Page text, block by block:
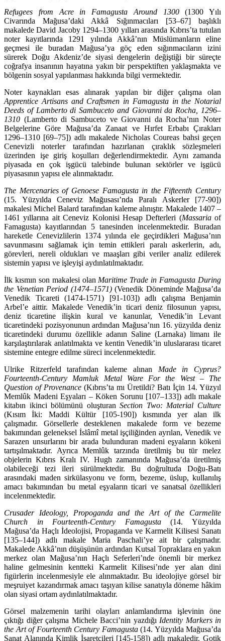
Refugees from Acre in Famagusta Around 1300(1300 Yılı
Civarında Mağusa’daki Akkâ Sığınmacıları [53–67] başlıklı
makalede David Jacoby 1294–1300 yılları arasında Kıbrıs’ta tutulan
noter kayıtlarında 1291 yılında Akkâ’nın Müslümanların eline
geçmesi ile buradan Mağusa’ya göç eden sığınmacıların izini
sürerek Doğu Akdeniz’de siyasi dengelerin değiştiği bir süreçte
coğrafya insanının hayatına yakın bir perspektiften yaklaşmakta ve
bölgenin sosyal yapılanması hakkında bilgi vermektedir.
Noter kaynakları esas alınarak yapılan bir diğer çalışma olan
Apprentice Artisans and Crafts­men in Famagusta in the Notarial
Deeds of Lamberto di Sambuceto and Giovanni da Rocha, 1296–
1310 (Lamberto di Sambuceto ve Giovanni da Rocha’nın Noter
Belgelerine Göre Mağu­sa’da Za­naat ve Hırfet Erbabı Çırakları
1296–1310 [69–75]) adlı makalede Nicholas Coureas bah­si geçen
Cenevizli noterler tarafından hazırlanan çıraklık sözleşmeleri
üzerinden işe giriş ko­şulları değer­lendirmektedir. Aynı zamanda
piyasada en çok işgücü talebinde bulunan sektörler ve işgü­cü
piyasasının yapısı ele alınmaktadır.
The Mercenaries of Genoese Famagusta in the Fifteenth Century
(15. Yüzyılda Ceneviz Mağu­sası’nda Paralı Askerler [77-90])
makalesi Michel Balard tarafından kaleme alınıştır. Maka­lede 1407 –
1461 yıllarına ait Ceneviz Kolonisi Hesap Defterleri (Massaria of
Famagusta) kayıtlarından 5 tanesinden incelenmektedir. Buradan
hareketle Cenevizlilerin 1374 yılında ele geçirdikleri Ma­ğusa’nın
savunmasını sağlamak için temin ettikleri paralı askerlerin, adı,
görevleri, nereli oldukları ve maaşları gibi veriler analiz edilerek
sistemin yapısı ve işleyişi aydınlatılmaktadır.
İlk kısmın son makalesi olan Maritime Trade in Famagusta During
the Venetian Period (1474–1571) (Venedik Döneminde Mağusa’da
Venedik Ticareti (1474-1571) [91-103]) adlı çalışma Benjamin
Arbel’e aittir. Makalede Venedik’in ticari deniz filosunun yapısı,
deniz ticaretine ilişkin kural ve kanunlar, Venedik’in Levant
ticaretindeki pozisyonunun ardından Mağusa’nın 16. yüzyıl­da deniz
ticaretindeki durumu özellikle adanın Saline (Larnaka) limanı ile
karşılaştırılarak anlatıl­makta ve kentin Venedik’in uluslararası ticaret
sistemine entegre edilme süreci incelenmektedir.
Ulrike Ritzerfeld tarafından kaleme alınan Made in Cyprus?
Fourteenth-Century Mamluk Me­tal Ware For the West – The
Question of Provenance (Kıbrıs’ta mı Üretildi? Batı İçin 14. Yüzyıl
Mem­lûk Madeni Eşyaları – Köken Sorunu [107–133]) adlı makale
kitabın ikinci bölümünü oluştu­ranSection Two: Material Culture
(Kısım İki: Maddi Kültür [105-190]) kısmında yer alan ilk
çalışmadır. Gör­sellerle desteklenen makalede form ve bezeme
bakımından geleneksel İslâmî metal işçiliğinden ayrılan, Venedik ve
Sarazen unsurlarını bir arada bulunduran madeni eşyaların kökeni
tartışıl­mak­tadır. Ayrıca Memlûk tarzında üretilmiş bu tür melez
objelerin Kıbrıs Kralı IV. Hugh zamanın­da Mağusa’da üretilmiş
olabileceği tezi ileri sürülmektedir. Bu doğrultuda Doğu-Batı
arasındaki maden sirkülasyonu ve form, bezeme, üslup, kullanılış
amacı bakımından bu metal eşyaların tica­ri ve sanatsal özellikleri
incelenmektedir.
Crusader Ideology, Propoganda and the Art of the Carmelite
Church in Fourteenth-Century Famagusta(14. Yüzyılda
Mağusa’da Haçlı İdeolojisi, Propaganda ve Karmelit Kilisesi Sanatı
[135–144]) adlı makale Maria Paschali’ye ait bir çalışmadır.
Makalede Akkâ’nın düşüşünün ardından Kutsal Topraklara en yakın
merkez olan Mağusa’nın Haçlı Seferleri’nde önemli bir merkez
haline gelmesinin kentteki Karmelit Kilisesi’nde yer alan dini
figürlerin incelenmesiyle ele alınmaktadır. Bu ideolojiye görsel bir
meşruiyet kazandırmak amacı taşıyan kilise sanatıyla döneme hâkim
olan siyasi ortam aydınlatılmaktadır.
Görsel malzemenin tarihi olayları anlamlandırma işlevinin öne
çıktığı diğer çalışma Michele Bacci’nin yazdığı Identity Markers in
the Art of Fourteenth Century Famagusta (14. Yüzyılda Ma­ğusa’da
Sanat Alanında Kimlik İşaretçileri [145-158]) adlı makaledir. Gotik